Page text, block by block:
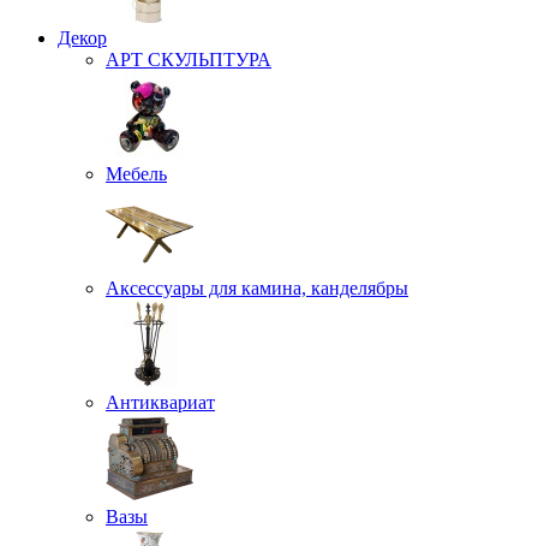
Декор
АРТ СКУЛЬПТУРА
Мебель
Аксессуары для камина, канделябры
Антиквариат
Вазы